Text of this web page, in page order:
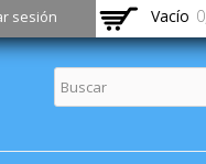
sesión Vacío